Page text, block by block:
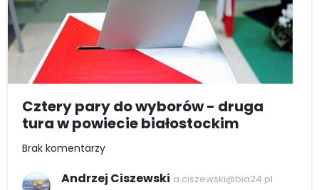
Cztery pary do wyborów - druga
tura w powiecie białostockim
Brak komentarzy
Andrzej Ciszewski a.ciszewski@bia24.pl